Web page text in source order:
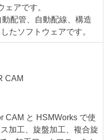
アです。
配管、自動配線、構造
たソフトウェアです。
CAM
CAM と HSMWorks で使
加工、旋盤加工、複合旋